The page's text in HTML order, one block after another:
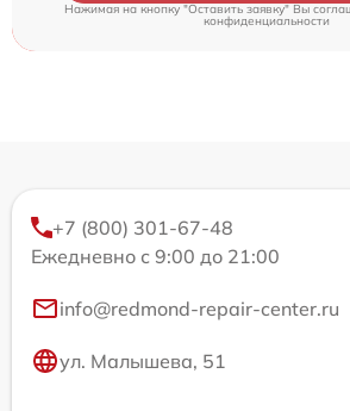
Нажимая на кнопку "Оставить заявку" Вы
конфиденциальности
+7 (800) 301-67-48
Ежедневно с 9:00 до 21:00
info@redmond-repair-center.ru
ул. Малышева, 51